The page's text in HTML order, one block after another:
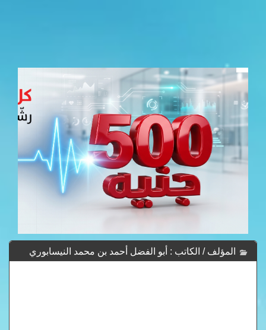
المؤلف / الكاتب : أبو الفضل أحمد بن محمد النيسابوري